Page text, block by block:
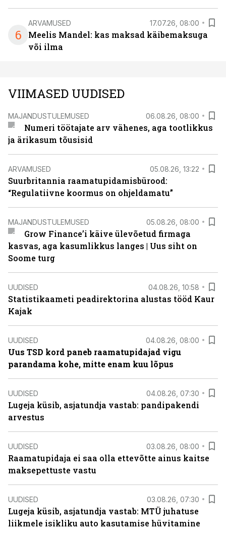
6
ARVAMUSED 17.07.26, 08:00
Meelis Mandel: kas maksad käibemaksuga
või ilma
VIIMASED UUDISED
MAJANDUSTULEMUSED 06.08.26, 08:00
Numeri töötajate arv vähenes, aga tootlikkus
ja ärikasum tõusisid
ARVAMUSED 05.08.26, 13:22
Suurbritannia raamatupidamisbürood:
“Regulatiivne koormus on ohjeldamatu”
MAJANDUSTULEMUSED 05.08.26, 08:00
Grow Finance’i käive ülevõetud firmaga
kasvas, aga kasumlikkus langes | Uus siht on
Soome turg
UUDISED 04.08.26, 10:58
Statistikaameti peadirektorina alustas tööd Kaur
Kajak
UUDISED 04.08.26, 08:00
Uus TSD kord paneb raamatupidajad vigu
parandama kohe, mitte enam kuu lõpus
UUDISED 04.08.26, 07:30
Lugeja küsib, asjatundja vastab: pandipakendi
arvestus
UUDISED 03.08.26, 08:00
Raamatupidaja ei saa olla ettevõtte ainus kaitse
maksepettuste vastu
UUDISED 03.08.26, 07:30
Lugeja küsib, asjatundja vastab: MTÜ juhatuse
liikmele isikliku auto kasutamise hüvitamine